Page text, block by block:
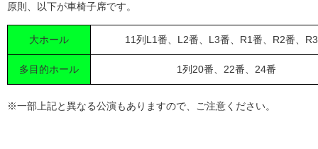
原則、以下が車椅子席です。
大ホール 11列L1番、L2番、L3番、R1番、R2番、
多目的ホール 1列20番、22番、24番
※一部上記と異なる公演もありますので、ご注意ください。